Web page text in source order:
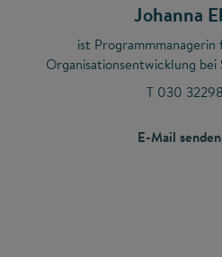
Johanna
ist
Organisationsentwicklung
T 030
E-Mail senden